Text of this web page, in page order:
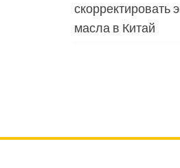
скорректировать
масла в Китай